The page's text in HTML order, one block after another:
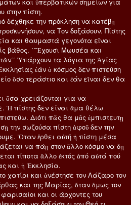
στην πίστη.
δέχθηκε την πρόκληση να κατέβῃ
να Τον δοξάσουν. Πίστης
και θαυμαστά γεγονότα εἴναι
βάθος. ΄΄Ἔχουσι Μωυσέα και
Ὑπάρχουν τα λόγια της Ἁγίας
ἐάν ὁ κόσμος δεν πιστεύση
ὅσο τεράστιο και ἐάν εἴναι δεν θα
ὅσα χρειάζονται για να
Ἡ πίστης δεν είναι ἅμα θέλω
Διότι πῶς θα μᾶς ἐμπιστευτῃ
την σωζούσα πίστη ἀφοῦ δεν την
Ὅταν ἔρθει αὐτή ἡ πίστη μέσα
να πάῃ στον ἄλλο κόσμο να δῃ
τίποτα ἄλλο ἐκτός ἀπό αὐτά πού
και ἡ Ἐκκλησία.
χατίρι και ἀνέστησε τον Λάζαρο τον
και της Μαρίας, ὅταν ὅμως τον
και οι άρχοντες του